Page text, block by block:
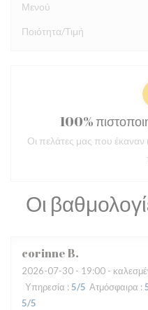
Οι
corinneB
2026-07-30 - 19:00 -
Υπηρεσία : 5/5 Ατμόσφαιρα :
5/5
Μενού
Ποιότητα/Τιμή
100%
Οι πελάτες μας που